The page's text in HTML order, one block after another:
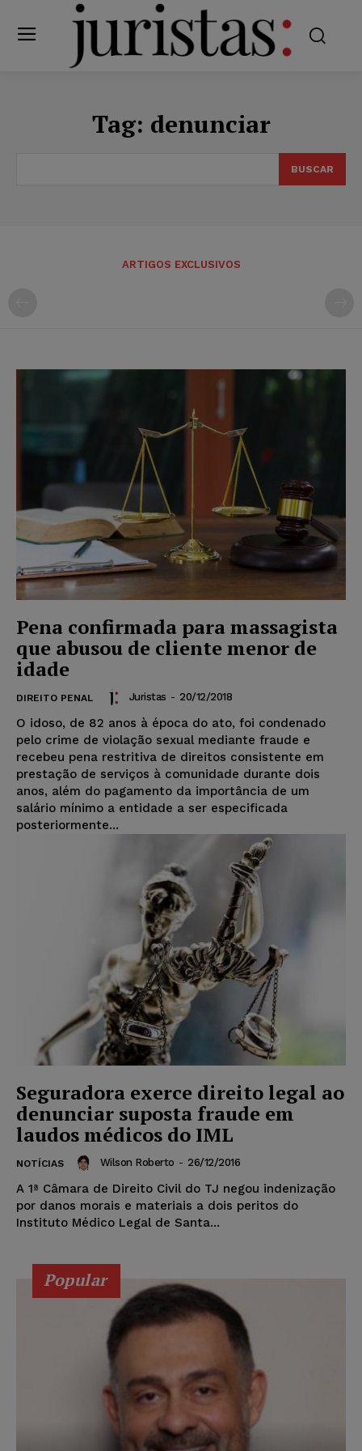
Tag: denunciar
BUSCAR
ARTIGOS EXCLUSIVOS
Pena confirmada para massagista
que abusou de cliente menor de
idade
DIREITO PENAL Juristas - 20/12/2018
O idoso, de 82 anos à época do ato, foi condenado
pelo crime de violação sexual mediante fraude e
recebeu pena restritiva de direitos consistente em
prestação de serviços à comunidade durante dois
anos, além do pagamento da importância de um
salário mínimo a entidade a ser especificada
posteriormente...
Seguradora exerce direito legal ao
denunciar suposta fraude em
laudos médicos do IML
NOTÍCIAS Wilson Roberto - 26/12/2016
A 1ª Câmara de Direito Civil do TJ negou indenização
por danos morais e materiais a dois peritos do
Instituto Médico Legal de Santa...
Popular